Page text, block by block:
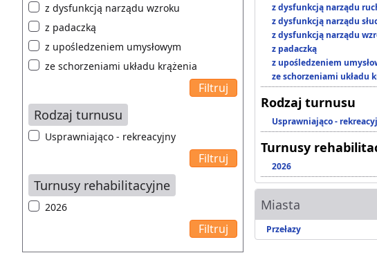
z dysfunkcją narządu wzroku
z padaczką
z upośledzeniem umysłowym
ze schorzeniami układu krążenia
Rodzaj turnusu
Usprawniająco - rekreacyjny
Turnusy rehabilitacyjne
2026
z dysfunkcją narządu
z dysfunkcją narządu
z dysfunkcją narządu
z padaczką
z upośledzeniem
ze schorzeniami układu
Rodzaj turnusu
Usprawniająco -
Turnusy
2026
Miasta
Przełazy